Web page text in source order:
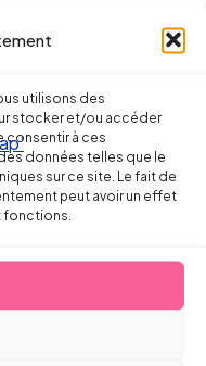
utilisons des
stocker et/ou accéder
consentir à ces
données telles que le
sur ce site. Le fait de
peut avoir un effet
fonctions.